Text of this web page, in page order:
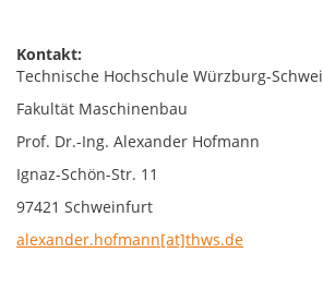
Kontakt:
Technische Hochschule Würzburg-
Fakultät Maschinenbau
Prof. Dr.-Ing. Alexander Hofmann
Ignaz-Schön-Str. 11
97421 Schweinfurt
alexander.hofmann[at]thws.de